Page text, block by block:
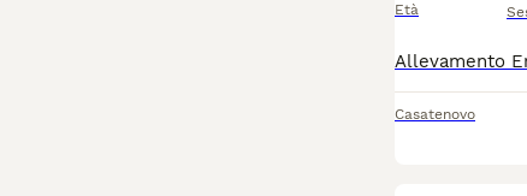
Età
Casatenovo